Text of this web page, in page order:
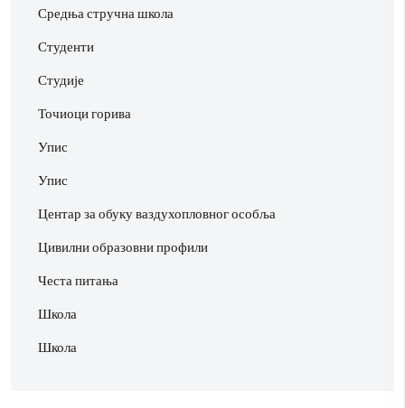
Средња стручна школа
Студенти
Студије
Точиоци горива
Упис
Упис
Центар за обуку ваздухопловног особља
Цивилни образовни профили
Честа питања
Школа
Школа